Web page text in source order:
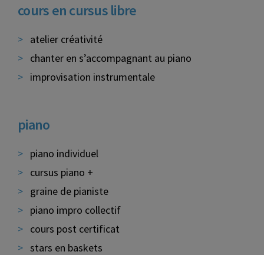
cours en cursus libre
atelier créativité
chanter en s’accompagnant au piano
improvisation instrumentale
piano
piano individuel
cursus piano +
graine de pianiste
piano impro collectif
cours post certificat
stars en baskets